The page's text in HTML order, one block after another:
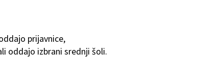
prijavnice,
oddajo izbrani srednji šoli.